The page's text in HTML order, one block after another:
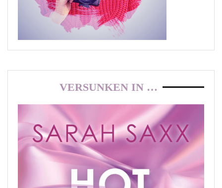
VERSUNKEN IN …